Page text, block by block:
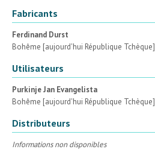
Fabricants
Ferdinand Durst
Bohême [aujourd'hui République Tchèque]
Utilisateurs
Purkinje Jan Evangelista
Bohême [aujourd'hui République Tchèque]
Distributeurs
Informations non disponibles